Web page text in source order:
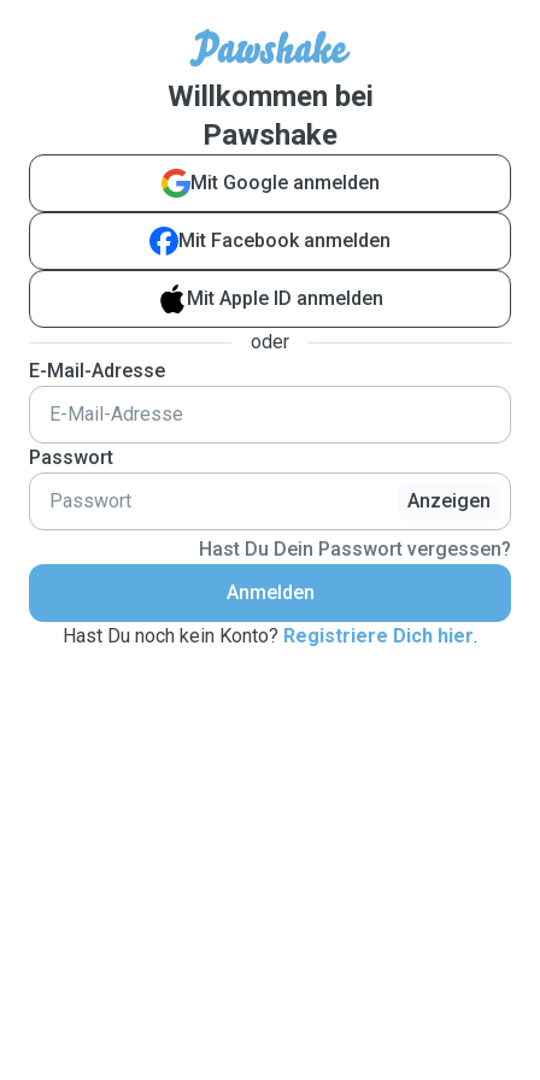
Willkommen bei
Pawshake
Mit Google anmelden
Mit Facebook anmelden
Mit Apple ID anmelden
oder
E-Mail-Adresse
Passwort
Anzeigen
Hast Du Dein Passwort vergessen?
Anmelden
Hast Du noch kein Konto? Registriere Dich hier.